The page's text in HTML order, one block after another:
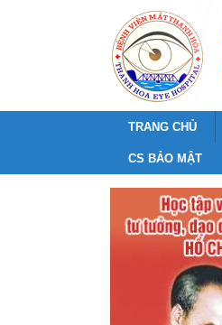
TRANG CHỦ
CS BẢO MẬT